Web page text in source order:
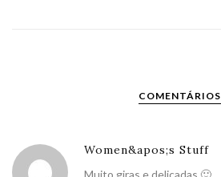
COMENTÁRIOS
Women&apos;s Stuff
Muito giras e delicadas 🙂